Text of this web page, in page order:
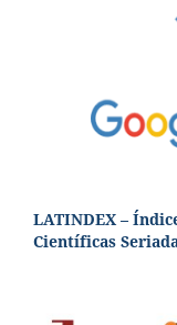
LATINDEX –
Científicas